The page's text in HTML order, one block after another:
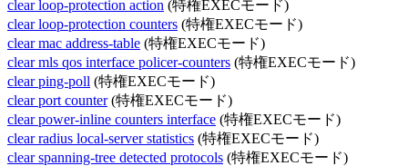
clear loop-protection action (特権EXECモード)
clear loop-protection counters (特権EXECモード)
clear mac address-table (特権EXECモード)
clear mls qos interface policer-counters (特権EXECモード)
clear ping-poll (特権EXECモード)
clear port counter(特権EXECモード)
clear power-inline counters interface (特権EXECモード)
clear radius local-server statistics (特権EXECモード)
clear spanning-tree detected protocols (特権EXECモード)